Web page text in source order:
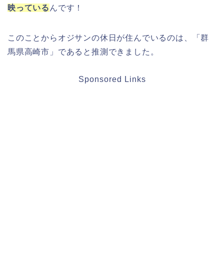
映っている んです！
このことからオジサンの休日が住んでいるのは、「群
馬県高崎市」であると推測できました。
Sponsored Links